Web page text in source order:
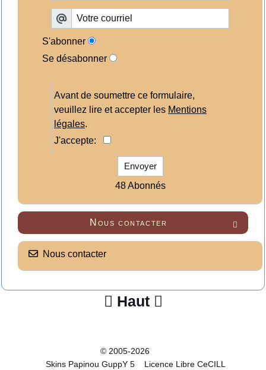
S'abonner
Se désabonner
Avant de soumettre ce formulaire,
veuillez lire et accepter les Mentions
légales.
J'accepte:
Envoyer
48 Abonnés

Nous contacter
Nous contacter
 Haut 
© 2005-2026
Skins Papinou GuppY 5
Licence Libre CeCILL